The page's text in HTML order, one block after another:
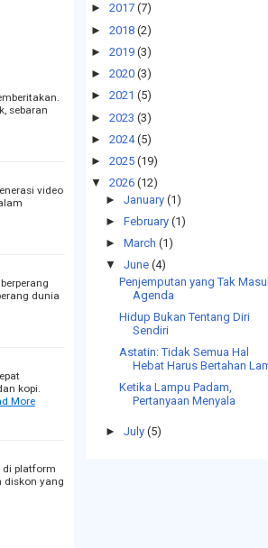
sebaran
video
dunia
kopi.
More
di platform
diskon yang
► 2017 (7)
► 2018 (2)
► 2019 (3)
► 2020 (3)
► 2021 (5)
► 2023 (3)
► 2024(5)
► 2025 (19)
▼ 2026 (12)
► January (1)
► February (1)
► March (1)
▼ June (4)
Penjemputan yang Tak
Agenda
Hidup Bukan Tentang Diri
Sendiri
Astatin: Tidak Semua Hal
Hebat Harus Bertahan
Ketika Lampu Padam,
Pertanyaan Menyala
► July (5)